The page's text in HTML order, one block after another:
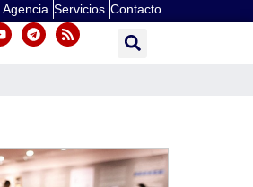
Servicios Contacto